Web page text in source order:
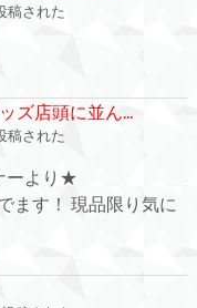
稿された
ズ店頭に並ん...
稿された
ーより★
ます！ 現品限り気に